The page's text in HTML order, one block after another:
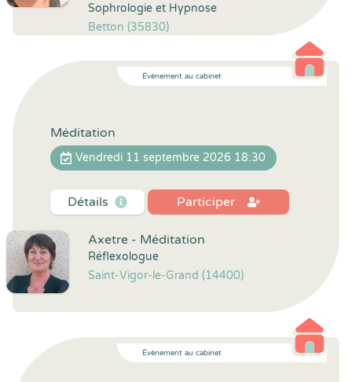
Sophrologie et Hypnose
Betton (35830)
Évènement au cabinet
Méditation
Vendredi 11 septembre 2026 18:30
Détails Participer
Axetre - Méditation
Réflexologue
Saint-Vigor-le-Grand (14400)
Évènement au cabinet